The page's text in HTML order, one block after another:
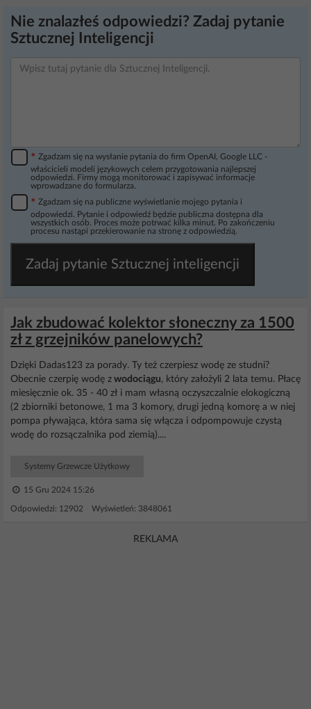
Nie znalazłeś odpowiedzi? Zadaj pytanie
Sztucznej Inteligencji
* Zgadzam się na wysłanie pytania do firm OpenAI, Google LLC -
właścicieli modeli językowych celem przygotowania najlepszej
odpowiedzi. Firmy mogą monitorować i zapisywać informacje
wprowadzane do formularza.
* Zgadzam się na publiczne wyświetlanie mojego pytania i
odpowiedzi. Pytanie i odpowiedź będzie publiczna dostępna dla
wszystkich osób. Proces może potrwać kilka minut. Po zakończeniu
procesu nastąpi przekierowanie na stronę z odpowiedzią.
Zadaj pytanie Sztucznej inteligencji
Jak zbudować kolektor słoneczny za 1500
zł z grzejników panelowych?
Dzięki Dadas123 za porady. Ty też czerpiesz wodę ze studni?
Obecnie czerpię wodę z wodociągu, który założyli 2 lata temu. Płacę
miesięcznie ok. 35 - 40 zł i mam własną oczyszczalnie elokogiczną
(2 zbiorniki betonowe, 1 ma 3 komory, drugi jedną komorę a w niej
pompa pływająca, która sama się włącza i odpompowuje czystą
wodę do rozsączalnika pod ziemią)....
Systemy Grzewcze Użytkowy
15 Gru 2024 15:26
Odpowiedzi: 12902 Wyświetleń: 3848061
REKLAMA